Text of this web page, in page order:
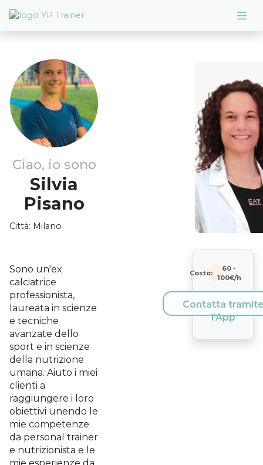
Ciao, io sono
Silvia
Pisano
Città: Milano
Sono un'ex
calciatrice
professionista,
laureata in scienze
e tecniche
avanzate dello
sport e in scienze
della nutrizione
umana. Aiuto i miei
clienti a
raggiungere i loro
obiettivi unendo le
mie competenze
da personal trainer
e nutrizionista e le
Costo:
60 -
100€/h
Contatta
l'App